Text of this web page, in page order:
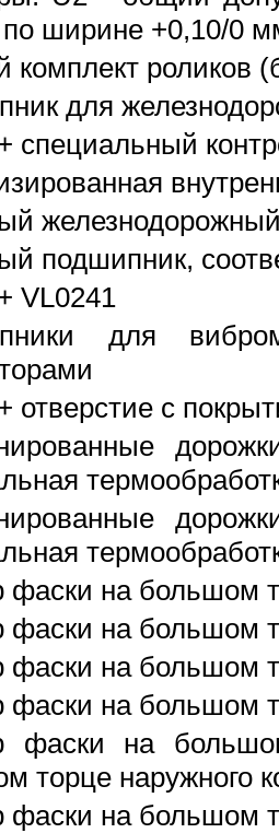
по ширине +0,10/0
комплект роликов
для
специальный
подшипник,
VL0241
для
отверстие с
фаски на большом
фаски на большом
фаски на большом
фаски на большом
фаски на
торце наружного
фаски на большом